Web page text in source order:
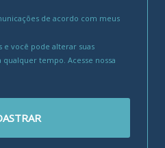
de acordo com meus
e você pode alterar suas
tempo. Acesse nossa